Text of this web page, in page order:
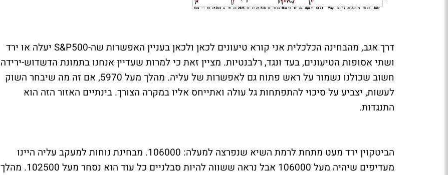
דרך אגב, מהבחינה הכלכלית אני קורא טיעונים לכאן ולכאן בעניין האפשרות שה-S&P500 יעלה או ירד
ושתי אסופות הטיעונים, בעד ונגד, רלבנטיות. מציין זאת כי למרות שעדיין אנחנו בתמונת הדשדוש-ירידה
חשוב שכולנו נשמור על ראש פתוח גם לאפשרות של עליה. מהלך מעל 5970, אם זה מה שיבחר השוק
לעשות, יצביע על סיכוי להתפתחות גל עולה ואתייחס אליו במקרה הצורך. בינתיים האזור הזה הוא
התנגדות.
הביטקוין ירד מעט מתחת לרמת השיא שנפרצה למעלה: 106000. מבחינת נוחות למעקב עליה היינו
מעדיפים שיהיה מעל 106000 אבל נראה ששווה להיות סבלניים כל עוד הוא נסחר מעל 102500. מהלך